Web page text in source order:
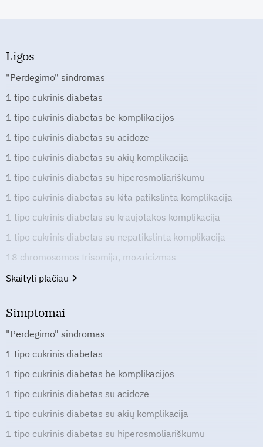
Ligos
"Perdegimo" sindromas
1 tipo cukrinis diabetas
1 tipo cukrinis diabetas be komplikacijos
1 tipo cukrinis diabetas su acidoze
1 tipo cukrinis diabetas su akių komplikacija
1 tipo cukrinis diabetas su hiperosmoliariškumu
1 tipo cukrinis diabetas su kita patikslinta komplikacija
1 tipo cukrinis diabetas su kraujotakos komplikacija
1 tipo cukrinis diabetas su nepatikslinta komplikacija
18 chromosomos trisomija, mozaicizmas
Skaityti plačiau
Simptomai
"Perdegimo" sindromas
1 tipo cukrinis diabetas
1 tipo cukrinis diabetas be komplikacijos
1 tipo cukrinis diabetas su acidoze
1 tipo cukrinis diabetas su akių komplikacija
1 tipo cukrinis diabetas su hiperosmoliariškumu